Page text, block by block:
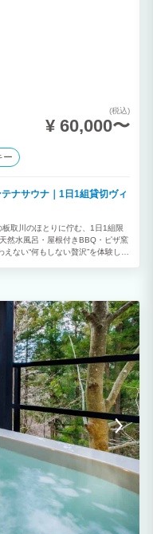
(税込)
¥ 60,000〜
ー
ナサウナ｜1日1組貸切ヴィ
取川のほとりに佇む、1日1組限
然水風呂・屋根付きBBQ・ピザ窯
ない“何もしない贅沢”を体験して
族とゆったり過ごせます。 朝は川
空を眺めるひととき。 「ととの
結します。 1日1組限定のため、
すめです。 【⚠️お子様のご利用に
2歳以上はご宿泊いただけます
」の区分で人数をご入力下さい。
下のルールを遵守いただけない場
ます。ご予約をもって、これら全て
宿泊者名簿と身分証の提出 チェ
分証明書（運転免許証・マイナンバ
出の場合、入室パスワードを発
いたします。 2. チェックイン・チ
ックアウト： 午前10時まで 安
入室します。 無断で午前10:10を
が発生します。 3. 宿泊人数と第三
、および宿泊者以外の第三者の
覚した場合、違約金として1人あ
を使用した場合は1組につき
バコ等含む） 室内および敷地内
です。 指定場所以外での喫煙や